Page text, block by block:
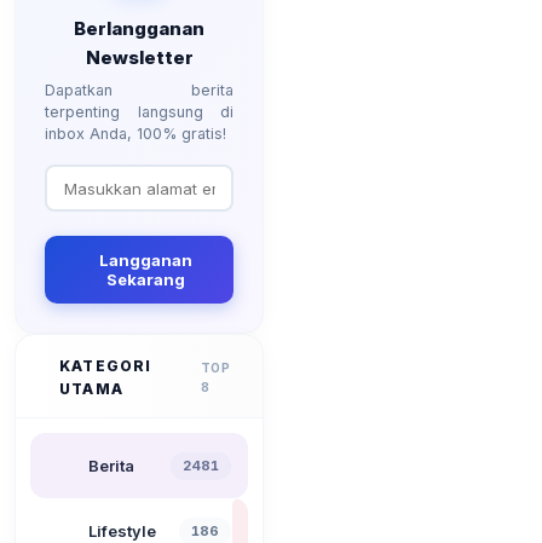
Berlangganan
Newsletter
Dapatkan berita
terpenting langsung di
inbox Anda, 100% gratis!
Langganan
Sekarang
KATEGORI
UTAMA
TOP
8
Berita 2481
Lifestyle 186